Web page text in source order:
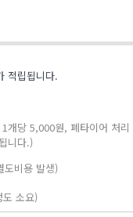
적립됩니다.
개당 5,000원, 폐타이어 처리
니다.)
도비용 발생)
소요)